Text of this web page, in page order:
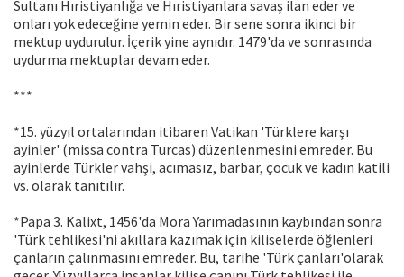
Sultanı Hıristiyanlığa ve Hıristiyanlara savaş ilan eder ve
onları yok edeceğine yemin eder. Bir sene sonra ikinci bir
mektup uydurulur. İçerik yine aynıdır. 1479'da ve sonrasında
uydurma mektuplar devam eder.
***
*15. yüzyıl ortalarından itibaren Vatikan 'Türklere karşı
ayinler' (missa contra Turcas) düzenlenmesini emreder. Bu
ayinlerde Türkler vahşi, acımasız, barbar, çocuk ve kadın katili
vs. olarak tanıtılır.
*Papa 3. Kalixt, 1456'da Mora Yarımadasının kaybından sonra
'Türk tehlikesi'ni akıllara kazımak için kiliselerde öğlenleri
çanların çalınmasını emreder. Bu, tarihe 'Türk çanları'olarak